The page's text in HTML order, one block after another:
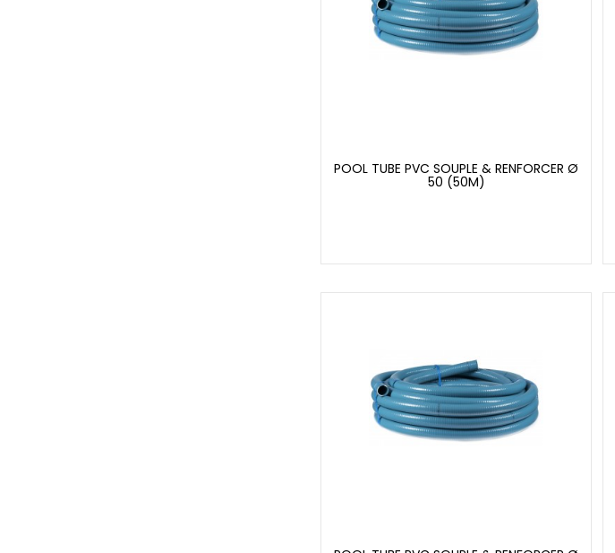
POOL TUBE PVC SOUPLE & RENFORCER Ø
50 (50M)